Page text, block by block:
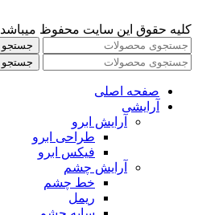
کلیه حقوق این سایت محفوظ میباشد
جستجو
جستجو
صفحه اصلی
آرایشی
آرايش ابرو
طراحی ابرو
فیکس ابرو
آرايش چشم
خط چشم
ريمل